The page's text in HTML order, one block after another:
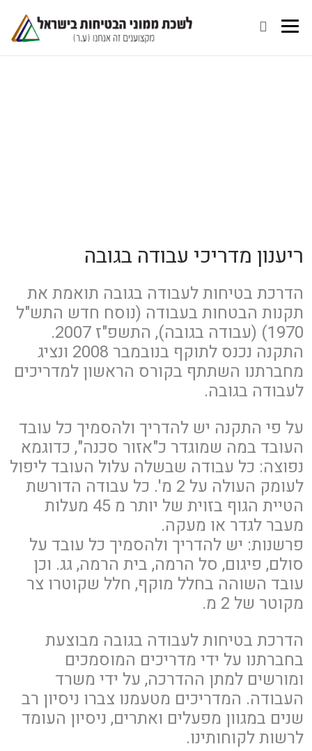
ריענון מדריכי עבודה בגובה
הדרכת בטיחות לעבודה בגובה תואמת את
תקנות הבטחות בעבודה (נוסח חדש התש"ל
1970) (עבודה בגובה), התשפ"ז 2007.
התקנה נכנס לתוקף בנובמבר 2008 ונציג
מחברתנו השתתף בקורס הראשון למדריכים
לעבודה בגובה.
על פי התקנה יש להדריך ולהסמיך כל עובד
העובד במה שמוגדר כ"אזור סכנה", כדוגמא
נפוצה: כל עבודה שבשלה עלול העובד ליפול
לעומק העולה על 2 מ'. כל עבודה הדורשת
הטיית הגוף בזוית של יותר מ 45 מעלות
מעבר לגדר או מעקה.
פרשנות: יש להדריך ולהסמיך כל עובד על
סולם, פיגום, סל הרמה, בית הרמה, גג. וכן
עובד השוהה בחלל מוקף, חלל שקוטרו צר
מקוטר של 2 מ.
הדרכת בטיחות לעבודה בגובה מבוצעת
בחברתנו על ידי מדריכים המוסמכים
ומורשים למתן ההדרכה, על ידי משרד
העבודה. המדריכים מטעמנו צברו ניסיון רב
שנים במגוון מפעלים ואתרים, ניסיון העומד
לרשות לקוחותינו.